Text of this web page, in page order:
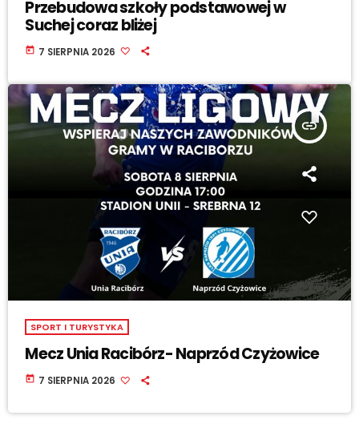
Przebudowa szkoły podstawowej w
Suchej coraz bliżej
today 7 SIERPNIA 2026
insert_link
SPORT I TURYSTYKA
Mecz Unia Racibórz- Naprzód Czyżowice
today 7 SIERPNIA 2026